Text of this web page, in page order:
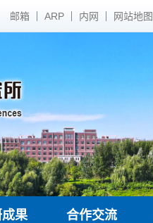
邮箱 ARP 内网 网站地图
果 合作交流